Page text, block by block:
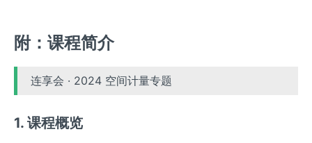
附：课程简介
连享会 · 2024 空间计量专题
1. 课程概览